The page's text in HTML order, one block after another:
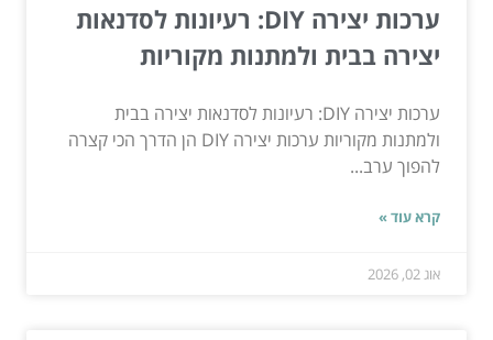
ערכות יצירה DIY: רעיונות לסדנאות
יצירה בבית ולמתנות מקוריות
ערכות יצירה DIY: רעיונות לסדנאות יצירה בבית
ולמתנות מקוריות ערכות יצירה DIY הן הדרך הכי קצרה
להפוך ערב...
קרא עוד »
אוג 02, 2026